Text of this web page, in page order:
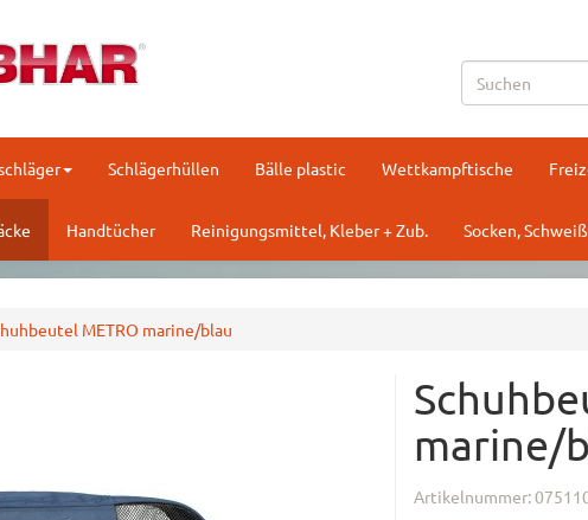
Schlägerhüllen Bälle plastic Wettkampftische
Handtücher Reinigungsmittel, Kleber + Zub. Socken,
METRO marine/blau
marine/
Artikelnummer: